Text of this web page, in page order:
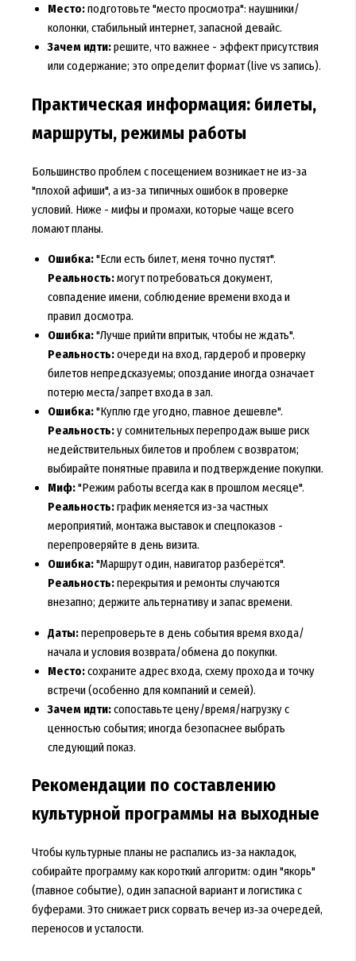
Место:подготовьте "место просмотра": наушники/
колонки, стабильный интернет, запасной девайс.
Зачем идти:решите, что важнее - эффект присутствия
или содержание; это определит формат (live vs запись).
Практическая информация: билеты,
маршруты, режимы работы
Большинство проблем с посещением возникает не из-за
"плохой афиши", а из-за типичных ошибок в проверке
условий. Ниже - мифы и промахи, которые чаще всего
ломают планы.
Ошибка:"Если есть билет, меня точно пустят".
Реальность:могут потребоваться документ,
совпадение имени, соблюдение времени входа и
правил досмотра.
Ошибка:"Лучше прийти впритык, чтобы не ждать".
Реальность:очереди на вход, гардероб и проверку
билетов непредсказуемы; опоздание иногда означает
потерю места/запрет входа в зал.
Ошибка:"Куплю где угодно, главное дешевле".
Реальность:у сомнительных перепродаж выше риск
недействительных билетов и проблем с возвратом;
выбирайте понятные правила и подтверждение покупки.
Миф:"Режим работы всегда как в прошлом месяце".
Реальность:график меняется из-за частных
мероприятий, монтажа выставок и спецпоказов -
перепроверяйте в день визита.
Ошибка:"Маршрут один, навигатор разберётся".
Реальность:перекрытия и ремонты случаются
внезапно; держите альтернативу и запас времени.
Даты:перепроверьте в день события время входа/
начала и условия возврата/обмена до покупки.
Место:сохраните адрес входа, схему прохода и точку
встречи (особенно для компаний и семей).
Зачем идти:сопоставьте цену/время/нагрузку с
ценностью события; иногда безопаснее выбрать
следующий показ.
Рекомендации по составлению
культурной программы на выходные
Чтобы культурные планы не распались из-за накладок,
собирайте программу как короткий алгоритм: один "якорь"
(главное событие), один запасной вариант и логистика с
буферами. Это снижает риск сорвать вечер из‑за очередей,
переносов и усталости.